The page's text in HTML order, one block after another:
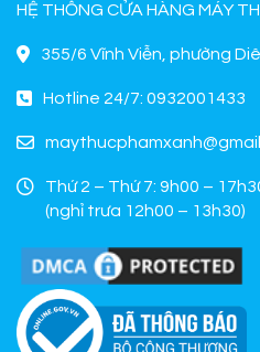
HỆ THỐNG CỬA HÀNG MÁY
355/6 Vĩnh Viễn, phường
Hotline 24/7: 0932001433
Thứ 2 – Thứ 7: 9h00 –
(nghỉ trưa 12h00 – 13h30)